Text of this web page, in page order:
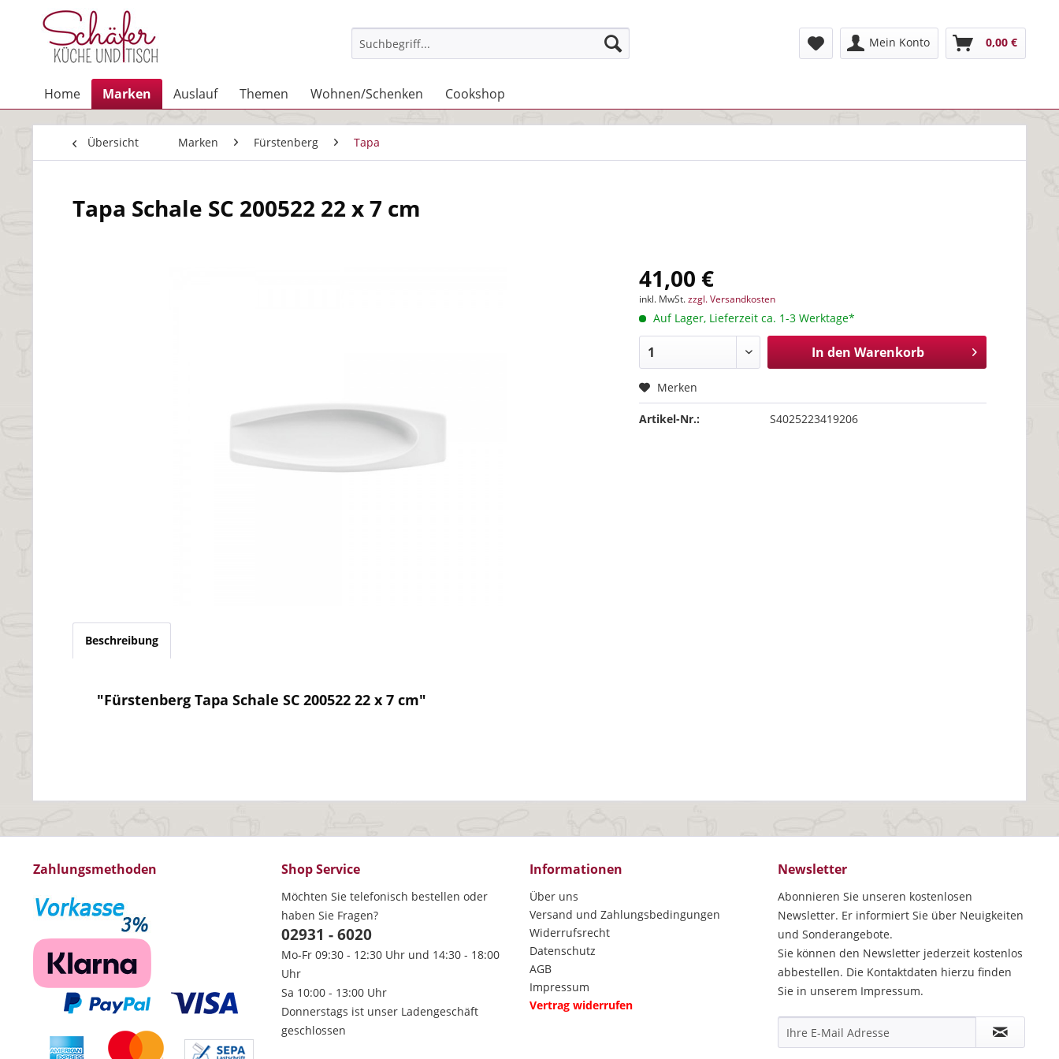
Mein Konto 0,00 €
Home Marken Auslauf Themen Wohnen/Schenken Cookshop
Übersicht Marken Fürstenberg Tapa
Tapa Schale SC 200522 22 x 7 cm
41,00 €
inkl. MwSt.zzgl. Versandkosten
Auf Lager, Lieferzeit ca. 1-3 Werktage*
In den Warenkorb
Merken
Artikel-Nr.: S4025223419206
Beschreibung
"Fürstenberg Tapa Schale SC 200522 22 x 7 cm"
Zahlungsmethoden Shop Service
Möchten Sie telefonisch bestellen oder
haben Sie Fragen?
02931 - 6020
Mo-Fr 09:30 - 12:30 Uhr und 14:30 - 18:00
Uhr
Sa 10:00 - 13:00 Uhr
Donnerstags ist unser Ladengeschäft
geschlossen
Informationen
Über uns
Versand und Zahlungsbedingungen
Widerrufsrecht
Datenschutz
AGB
Impressum
Vertrag widerrufen
Newsletter
Abonnieren Sie unseren kostenlosen
Newsletter. Er informiert Sie über Neuigkeiten
und Sonderangebote.
Sie können den Newsletter jederzeit kostenlos
abbestellen. Die Kontaktdaten hierzu finden
Sie in unserem Impressum.